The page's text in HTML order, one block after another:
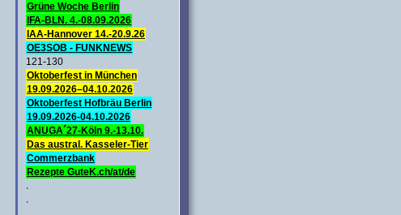
Grüne Woche Berlin
IFA-BLN. 4.-08.09.2026
IAA-Hannover 14.-20.9.26
OE3SOB - FUNKNEWS
121-130
Oktoberfest in München
19.09.2026–04.10.2026
Oktoberfest Hofbräu Berlin
19.09.2026-04.10.2026
ANUGA´27-Köln 9.-13.10.
Das austral. Kasseler-Tier
Commerzbank
Rezepte GuteK.ch/at/de
.
.